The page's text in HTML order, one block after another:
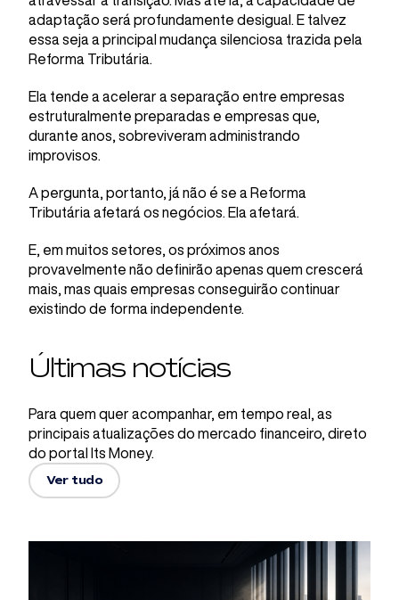
adaptação será profundamente desigual. E talvez
essa seja a principal mudança silenciosa trazida pela
Reforma Tributária.
Ela tende a acelerar a separação entre empresas
estruturalmente preparadas e empresas que,
durante anos, sobreviveram administrando
improvisos.
A pergunta, portanto, já não é se a Reforma
Tributária afetará os negócios. Ela afetará.
E, em muitos setores, os próximos anos
provavelmente não definirão apenas quem crescerá
mais, mas quais empresas conseguirão continuar
existindo de forma independente.
Últimas notícias
Para quem quer acompanhar, em tempo real, as
principais atualizações do mercado financeiro, direto
do portal Its Money.
Ver tudo